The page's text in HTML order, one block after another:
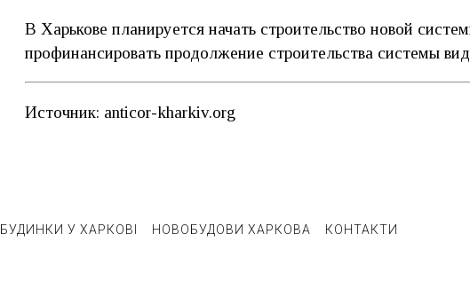
В Харькове планируется начать строительство новой
профинансировать продолжение строительства системы
Источник: anticor-kharkiv.org
БУДИНКИ У ХАРКОВІ НОВОБУДОВИ ХАРКОВА КОНТАКТИ